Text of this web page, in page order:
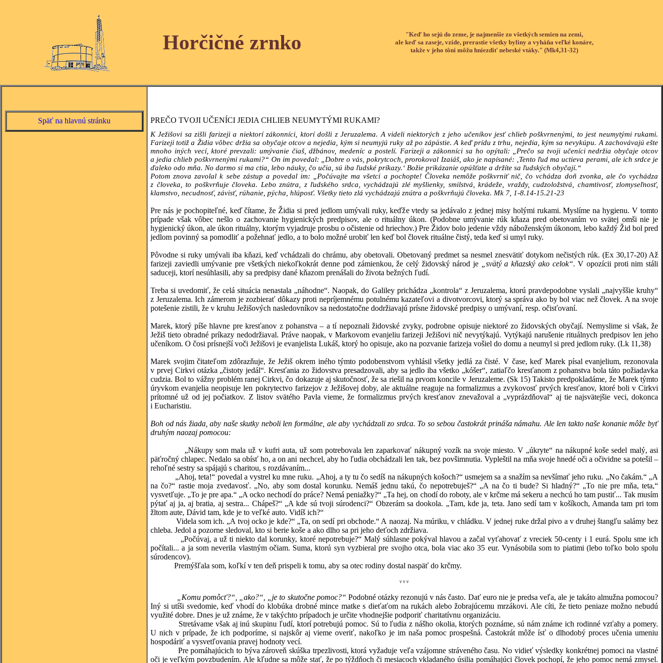
Horčičné zrnko
"Keď ho sejú do zeme, je najmenšie zo všetkých semien na zemi,
ale keď sa zaseje, vzíde, prerastie všetky byliny a vyháňa veľké konáre,
takže v jeho tôni môžu hniezdiť nebeské vtáky." (Mk4,31-32)
Späť na hlavnú stránku PREČO TVOJI UČENÍCI JEDIA CHLIEB NEUMYTÝMI RUKAMI?
K Ježišovi sa zišli farizeji a niektorí zákonníci, ktorí došli z Jeruzalema. A videli niektorých z jeho učeníkov jesť chlieb poškvrnenými, to jest neumytými rukami.
Farizeji totiž a Židia vôbec držia sa obyčaje otcov a nejedia, kým si neumyjú ruky až po zápästie. A keď prídu z trhu, nejedia, kým sa nevykúpu. A zachovávajú ešte
mnoho iných vecí, ktoré prevzali: umývanie čiaš, džbánov, medeníc a postelí. Farizeji a zákonníci sa ho opýtali: „Prečo sa tvoji učeníci nedržia obyčaje otcov
a jedia chlieb poškvrnenými rukami?“ On im povedal: „Dobre o vás, pokrytcoch, prorokoval Izaiáš, ako je napísané: ‚Tento ľud ma uctieva perami, ale ich srdce je
ďaleko odo mňa. No darmo si ma ctia, lebo náuky, čo učia, sú iba ľudské príkazy.‘ Božie prikázanie opúšťate a držíte sa ľudských obyčají.“
Potom znova zavolal k sebe zástup a povedal im: „Počúvajte ma všetci a pochopte! Človeka nemôže poškvrniť nič, čo vchádza doň zvonka, ale čo vychádza
z človeka, to poškvrňuje človeka. Lebo znútra, z ľudského srdca, vychádzajú zlé myšlienky, smilstvá, krádeže, vraždy, cudzoložstvá, chamtivosť, zlomyseľnosť,
klamstvo, necudnosť, závisť, rúhanie, pýcha, hlúposť. Všetky tieto zlá vychádzajú znútra a poškvrňujú človeka. Mk 7, 1-8.14-15.21-23
Pre nás je pochopiteľné, keď čítame, že Židia si pred jedlom umývali ruky, keďže vtedy sa jedávalo z jednej misy holými rukami. Myslíme na hygienu. V tomto
prípade však vôbec nešlo o zachovanie hygienických predpisov, ale o rituálny úkon. (Podobne umývanie rúk kňaza pred obetovaním vo svätej omši nie je
hygienický úkon, ale úkon rituálny, ktorým vyjadruje prosbu o očistenie od hriechov.) Pre Židov bolo jedenie vždy náboženským úkonom, lebo každý Žid bol pred
jedlom povinný sa pomodliť a požehnať jedlo, a to bolo možné urobiť len keď bol človek rituálne čistý, teda keď si umyl ruky.
Pôvodne si ruky umývali iba kňazi, keď vchádzali do chrámu, aby obetovali. Obetovaný predmet sa nesmel znesvätiť dotykom nečistých rúk. (Ex 30,17-20) Až
farizeji zaviedli umývanie pre všetkých niekoľkokrát denne pod zámienkou, že celý židovský národ je
„svätý a kňazský ako celok“. V opozícii proti nim stáli
saduceji, ktorí nesúhlasili, aby sa predpisy dané kňazom prenášali do života bežných ľudí.
Treba si uvedomiť, že celá situácia nenastala „náhodne“. Naopak, do Galiley prichádza „kontrola“ z Jeruzalema, ktorú pravdepodobne vyslali „najvyššie kruhy“
z Jeruzalema. Ich zámerom je zozbierať dôkazy proti nepríjemnému potulnému kazateľovi a divotvorcovi, ktorý sa správa ako by bol viac než človek. A na svoje
potešenie zistili, že v kruhu Ježišových nasledovníkov sa nedostatočne dodržiavajú prísne židovské predpisy o umývaní, resp. očisťovaní.
Marek, ktorý píše hlavne pre kresťanov z pohanstva – a tí nepoznali židovské zvyky, podrobne opisuje niektoré zo židovských obyčají. Nemyslime si však, že
Ježiš tieto obradné príkazy nedodržiaval. Práve naopak, v Markovom evanjeliu farizeji Ježišovi nič nevytýkajú. Vytýkajú narušenie rituálnych predpisov len jeho
učeníkom. O čosi prísnejší voči Ježišovi je evanjelista Lukáš, ktorý ho opisuje, ako na pozvanie farizeja vošiel do domu a neumyl si pred jedlom ruky. (Lk 11,38)
Marek svojim čitateľom zdôrazňuje, že Ježiš okrem iného týmto podobenstvom vyhlásil všetky jedlá za čisté. V čase, keď Marek písal evanjelium, rezonovala
v prvej Cirkvi otázka „čistoty jedál“. Kresťania zo židovstva presadzovali, aby sa jedlo iba všetko „kóšer“, zatiaľčo kresťanom z pohanstva bola táto požiadavka
cudzia. Bol to vážny problém ranej Cirkvi, čo dokazuje aj skutočnosť, že sa riešil na prvom koncile v Jeruzaleme. (Sk 15) Takisto predpokladáme, že Marek týmto
úryvkom evanjelia neopisuje len pokrytectvo farizejov z Ježišovej doby, ale aktuálne reaguje na formalizmus a zvykovosť prvých kresťanov, ktoré boli v Cirkvi
prítomné už od jej počiatkov. Z listov svätého Pavla vieme, že formalizmus prvých kresťanov znevažoval a „vyprázdňoval“ aj tie najsvätejšie veci, dokonca
i Eucharistiu.
Boh od nás žiada, aby naše skutky neboli len formálne, ale aby vychádzali zo srdca. To so sebou častokrát prináša námahu. Ale len takto naše konanie môže byť
druhým naozaj pomocou:
„Nákupy som mala už v kufri auta, už som potrebovala len zaparkovať nákupný vozík na svoje miesto. V „úkryte“ na nákupné koše sedel malý, asi
päťročný chlapec. Nedalo sa obísť ho, a on ani nechcel, aby ho ľudia obchádzali len tak, bez povšimnutia. Vypleštil na mňa svoje hnedé oči a očividne sa potešil –
rehoľné sestry sa spájajú s charitou, s rozdávaním...
„Ahoj, teta!“ povedal a vystrel ku mne ruku. „Ahoj, a ty tu čo sedíš na nákupných košoch?“ usmejem sa a snažím sa nevšímať jeho ruku. „No čakám.“ „A
na čo?“ rastie moja zvedavosť. „No, aby som dostal korunku. Nemáš jednu takú, čo nepotrebuješ?“ „A na čo ti bude? Si hladný?“ „To nie pre mňa, teta,“
vysvetľuje. „To je pre apa.“ „A ocko nechodí do práce? Nemá peniažky?“ „Ta hej, on chodí do roboty, ale v krčme má sekeru a nechcú ho tam pustiť... Tak musím
pýtať aj ja, aj bratia, aj sestra... Chápeš?“ „A kde sú tvoji súrodenci?“ Obzerám sa dookola. „Tam, kde ja, teta. Jano sedí tam v košíkoch, Amanda tam pri tom
žltom aute, Dávid tam, kde je to veľké auto. Vidíš ich?“
Videla som ich. „A tvoj ocko je kde?“ „Ta, on sedí pri obchode.“ A naozaj. Na múriku, v chládku. V jednej ruke držal pivo a v druhej štangľu salámy bez
chleba. Jedol a pozorne sledoval, kto si berie koše a ako dlho sa pri jeho deťoch zdržiava.
„Počúvaj, a už ti niekto dal korunky, ktoré nepotrebuje?“ Malý súhlasne pokýval hlavou a začal vyťahovať z vreciek 50-centy i 1 eurá. Spolu sme ich
počítali... a ja som neverila vlastným očiam. Suma, ktorú syn vyzbieral pre svojho otca, bola viac ako 35 eur. Vynásobila som to piatimi (lebo toľko bolo spolu
súrodencov).
Premýšľala som, koľkí v ten deň prispeli k tomu, aby sa otec rodiny dostal naspäť do krčmy.
v v v
„Komu pomôcť?“, „ako?“, „je to skutočne pomoc?“ Podobné otázky rezonujú v nás často. Dať euro nie je predsa veľa, ale je takáto almužna pomocou?
Iný si utíši svedomie, keď vhodí do klobúka drobné mince matke s dieťaťom na rukách alebo žobrajúcemu mrzákovi. Ale cíti, že tieto peniaze možno nebudú
využité dobre. Dnes je už známe, že v takýchto prípadoch je určite vhodnejšie podporiť charitatívnu organizáciu.
Stretávame však aj inú skupinu ľudí, ktorí potrebujú pomoc. Sú to ľudia z nášho okolia, ktorých poznáme, sú nám známe ich rodinné vzťahy a pomery.
U nich v prípade, že ich podporíme, si najskôr aj vieme overiť, nakoľko je im naša pomoc prospešná. Častokrát môže ísť o dlhodobý proces učenia umeniu
hospodáriť a vysvetľovania pravej hodnoty vecí.
Pre pomáhajúcich to býva zároveň skúška trpezlivosti, ktorá vyžaduje veľa vzájomne stráveného času. No vidieť výsledky konkrétnej pomoci na vlastné
oči je veľkým povzbudením. Ale kľudne sa môže stať, že po týždňoch či mesiacoch vkladaného úsilia pomáhajúci človek pochopí, že jeho pomoc nemá zmysel.